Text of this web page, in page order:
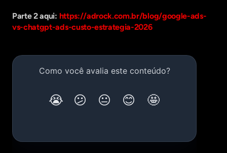
Parte 2 aqui: https://adrock.com.br/blog/google-ads-
vs-chatgpt-ads-custo-estrategia-2026